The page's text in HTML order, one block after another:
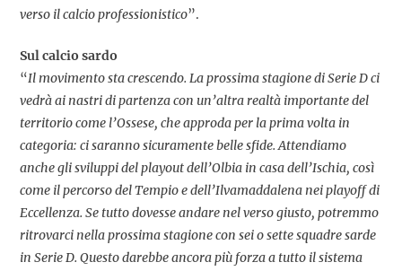
verso il calcio professionistico”.
Sul calcio sardo
“Il movimento sta crescendo. La prossima stagione di Serie D ci
vedrà ai nastri di partenza con un’altra realtà importante del
territorio come l’Ossese, che approda per la prima volta in
categoria: ci saranno sicuramente belle sfide. Attendiamo
anche gli sviluppi del playout dell’Olbia in casa dell’Ischia, così
come il percorso del Tempio e dell’Ilvamaddalena nei playoff di
Eccellenza. Se tutto dovesse andare nel verso giusto, potremmo
ritrovarci nella prossima stagione con sei o sette squadre sarde
in Serie D. Questo darebbe ancora più forza a tutto il sistema